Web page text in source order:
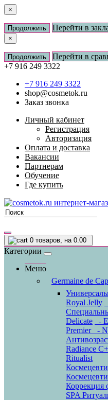
×
Продолжить Перейти в
×
Продолжить
Перейти в
+7 916 249 3322
+7 916 249 3322
shop@cosmetok.ru
Заказ звонка
Личный кабинет
Регистрация
Авторизация
Оплата и доставка
Вакансии
Партнерам
Обучение
Где купить
0 товаров, на 0.00
Категории
Меню
Germaine de
Royal Jelly
Delicate
-
Premier
-
Radiance C+
Ritualist
Коррекция
SPA